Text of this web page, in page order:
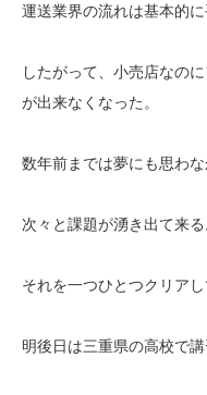
運送業界の流れは基本的
したがって、小売店なの
が出来なくなった。
数年前までは夢にも思わな
次々と課題が湧き出て来る
それを一つひとつクリア
明後日は三重県の高校で講